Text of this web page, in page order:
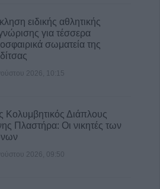
ειδικής αθλητικής
για τέσσερα
σωματεία της
2026, 10:15
Κολυμβητικός Διάπλους
Πλαστήρα: Οι νικητές των
2026, 09:50